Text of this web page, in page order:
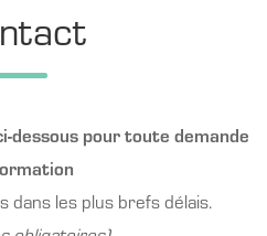
dessous pour toute demande
dans les plus brefs délais.